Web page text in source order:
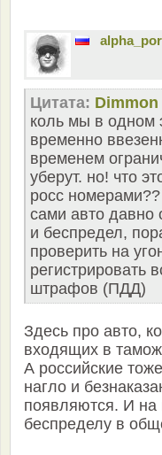
Цитата: Dimmon
коль мы в одном
временно
временем
уберут. но! что
росс
сами авто давно
и беспредел,
проверить на
регистрировать
штрафов (ПДД)
Здесь про авто,
входящих в
А российские
нагло и
появляются. И на
беспределу в